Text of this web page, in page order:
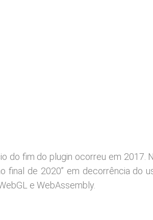
do fim do plugin ocorreu em 2017.
final de 2020” em decorrência do
e WebAssembly.